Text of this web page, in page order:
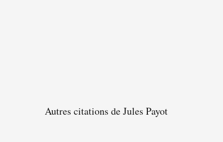
Autres citations de Jules Payot